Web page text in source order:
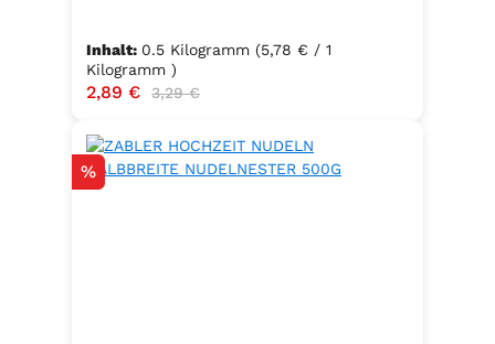
Inhalt: 0.5 Kilogramm (5,78 € / 1
Kilogramm )
Verkaufspreis:
2,89 € Regulärer Preis:
3,29 €
Rabatt
%